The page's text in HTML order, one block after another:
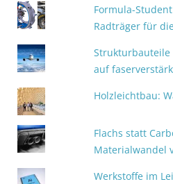
Formula-
Radträger für
auf
Holzleichtbau:
Flachs statt
Materialwandel
Werkstoffe im